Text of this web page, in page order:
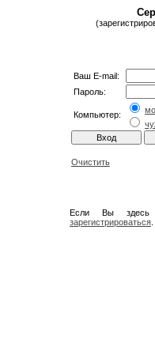
Ваш E-mail:
Пароль:
Компьютер:
Очистить
Если Вы
зарегистрироваться